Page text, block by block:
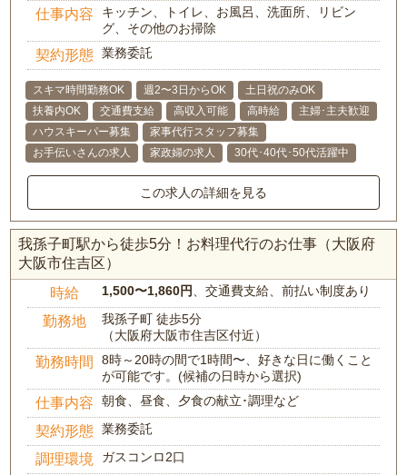
仕事内容
キッチン、トイレ、お風呂、洗面所、リビン
グ、その他のお掃除
契約形態 業務委託
スキマ時間勤務OK 週2〜3日からOK
土日祝のみOK
扶養内OK
交通費支給 高収入可能 高時給
主婦･主夫歓迎
ハウスキーパー募集
家事代行スタッフ募集
お手伝いさんの求人
家政婦の求人 30代･40代･50代活躍中
この求人の詳細を見る
我孫子町駅から徒歩5分！お料理代行のお仕事（大阪府
大阪市住吉区）
時給 1,500〜1,860円 、交通費支給、前払い制度あり
勤務地
我孫子町 徒歩5分
（大阪府大阪市住吉区付近）
勤務時間
8時～20時の間で1時間〜、好きな日に働くこと
が可能です。(候補の日時から選択)
仕事内容 朝食、昼食、夕食の献立･調理など
契約形態 業務委託
調理環境 ガスコンロ2口